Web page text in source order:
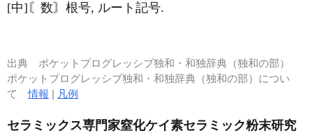
[中]〘数〙根号, ルート記号.
出典 ポケットプログレッシブ独和・和独辞典（独和の部）
ポケットプログレッシブ独和・和独辞典（独和の部）につい
て情報 | 凡例
セラミックス専門家窒化ケイ素セラミック粉末研究